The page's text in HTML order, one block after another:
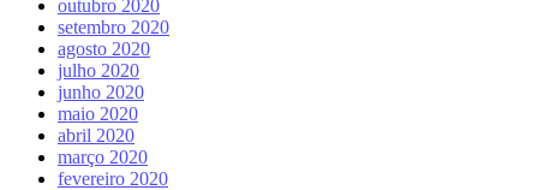
outubro 2020
setembro 2020
agosto 2020
julho 2020
junho 2020
maio 2020
abril 2020
março 2020
fevereiro 2020